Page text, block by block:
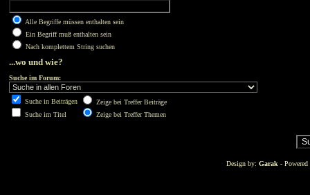
Alle Begriffe müssen enthalten sein
Ein Begriff muß enthalten sein
Nach komplettem String suchen
...wo und wie?
Suche im Forum:
Suche in Beiträgen
Suche im Titel
Zeige bei Treffer Beiträge
Zeige bei Treffer Themen
Design by: Garak -